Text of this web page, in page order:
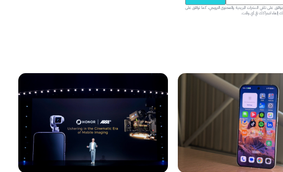
أنت تؤكد أن عمرك يزيد عن 18 عاماً وتوافق على تلقي النشرات البريدية والمحتوى الترويجي، كما توافق على
إلغاء اشتراكك في أي وقت.